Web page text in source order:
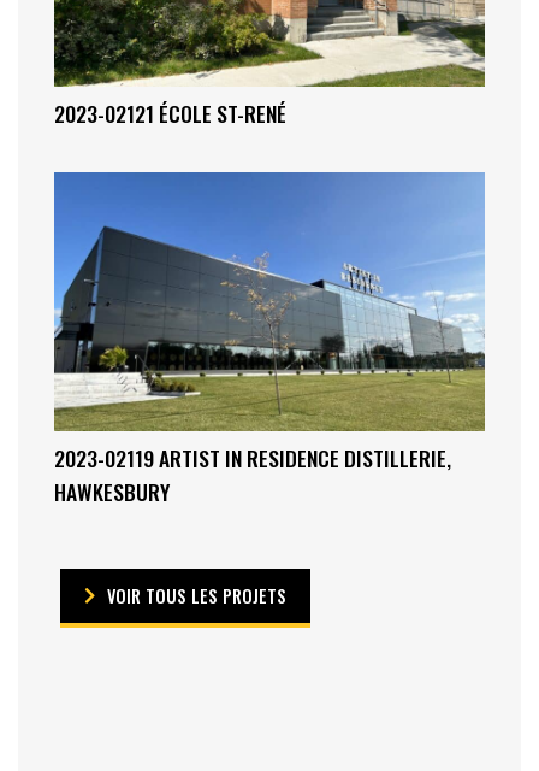
2023-02121 ÉCOLE ST-RENÉ
2023-02119 ARTIST IN RESIDENCE DISTILLERIE,
HAWKESBURY
VOIR TOUS LES PROJETS